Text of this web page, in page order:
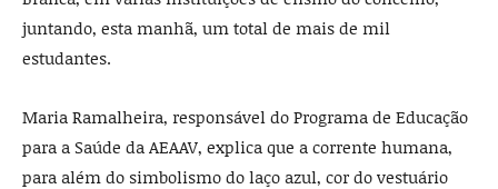
juntando, esta manhã, um total de mais de mil
estudantes.
Maria Ramalheira, responsável do Programa de Educação
para a Saúde da AEAAV, explica que a corrente humana,
para além do simbolismo do laço azul, cor do vestuário